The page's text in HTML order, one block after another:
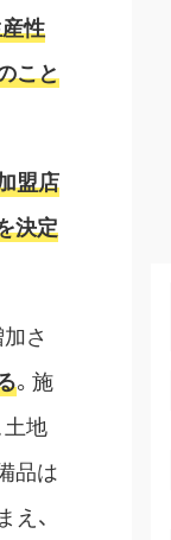
性
こと
盟店
決定
さ
。施
地
品は
、